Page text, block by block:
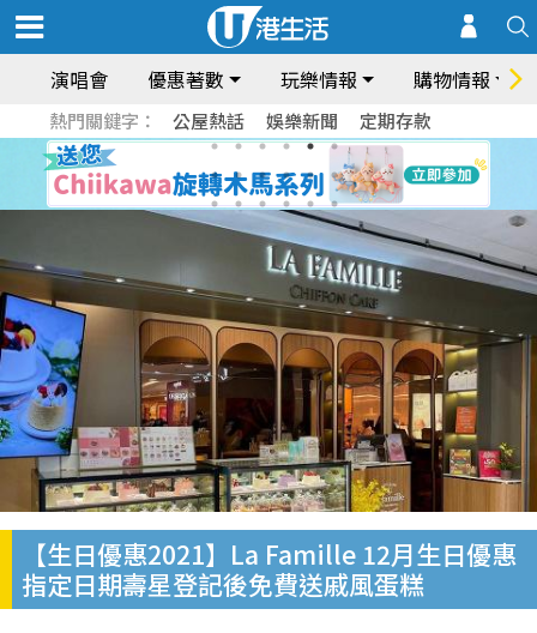
演唱會 優惠著數 玩樂情報 購物情報
熱門關鍵字： 公屋熱話 娛樂新聞 定期存款
【生日優惠2021】La Famille 12月生日優惠
指定日期壽星登記後免費送戚風蛋糕